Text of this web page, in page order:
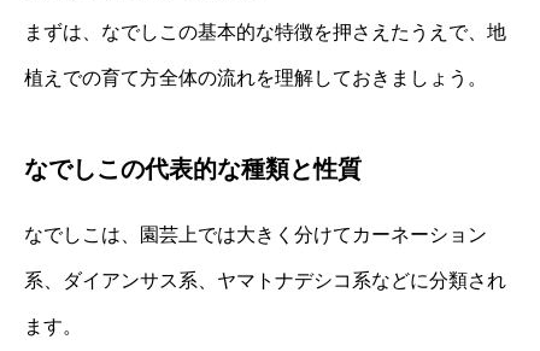
まずは、なでしこの基本的な特徴を押さえたうえで、地
植えでの育て方全体の流れを理解しておきましょう。
なでしこの代表的な種類と性質
なでしこは、園芸上では大きく分けてカーネーション
系、ダイアンサス系、ヤマトナデシコ系などに分類され
ます。